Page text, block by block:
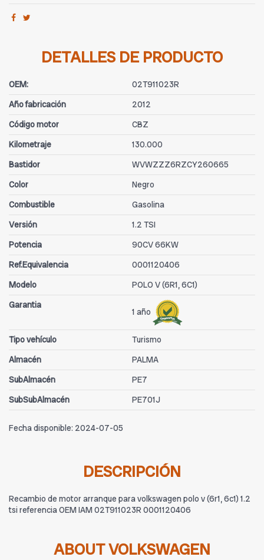
DETALLES DE PRODUCTO
OEM:
02T911023R
Año fabricación
2012
Código motor
CBZ
Kilometraje
130.000
Bastidor
WVWZZZ6RZCY260665
Color
Negro
Combustible
Gasolina
Versión
1.2 TSI
Potencia
90CV 66KW
Ref.Equivalencia
0001120406
Modelo
POLO V (6R1, 6C1)
Garantia
1 año
Tipo vehículo
Turismo
Almacén
PALMA
SubAlmacén
PE7
SubSubAlmacén
PE701J
Fecha disponible: 2024-07-05
DESCRIPCIÓN
Recambio de motor arranque para volkswagen polo v (6r1, 6c1) 1.2
tsi referencia OEM IAM 02T911023R 0001120406
ABOUT VOLKSWAGEN